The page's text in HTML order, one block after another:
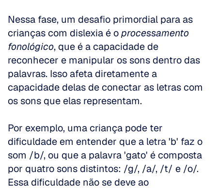
Nessa fase, um desafio primordial para as
crianças com dislexia é o processamento
fonológico, que é a capacidade de
reconhecer e manipular os sons dentro das
palavras. Isso afeta diretamente a
capacidade delas de conectar as letras com
os sons que elas representam.
Por exemplo, uma criança pode ter
dificuldade em entender que a letra 'b' faz o
som /b/, ou que a palavra 'gato' é composta
por quatro sons distintos: /g/, /a/, /t/ e /o/.
Essa dificuldade não se deve ao